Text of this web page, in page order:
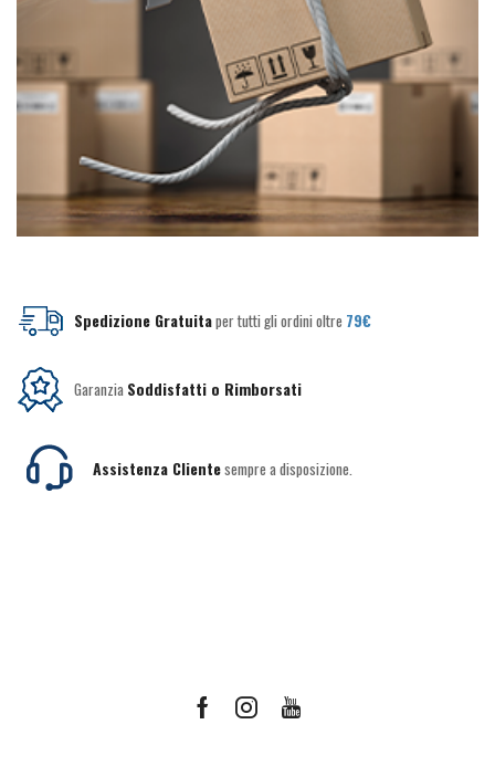
Spedizione Gratuitaper tutti gli ordini oltre 79€
Garanzia Soddisfatti o Rimborsati
Assistenza Clientesempre a disposizione.
FacebookInstagramYoutube